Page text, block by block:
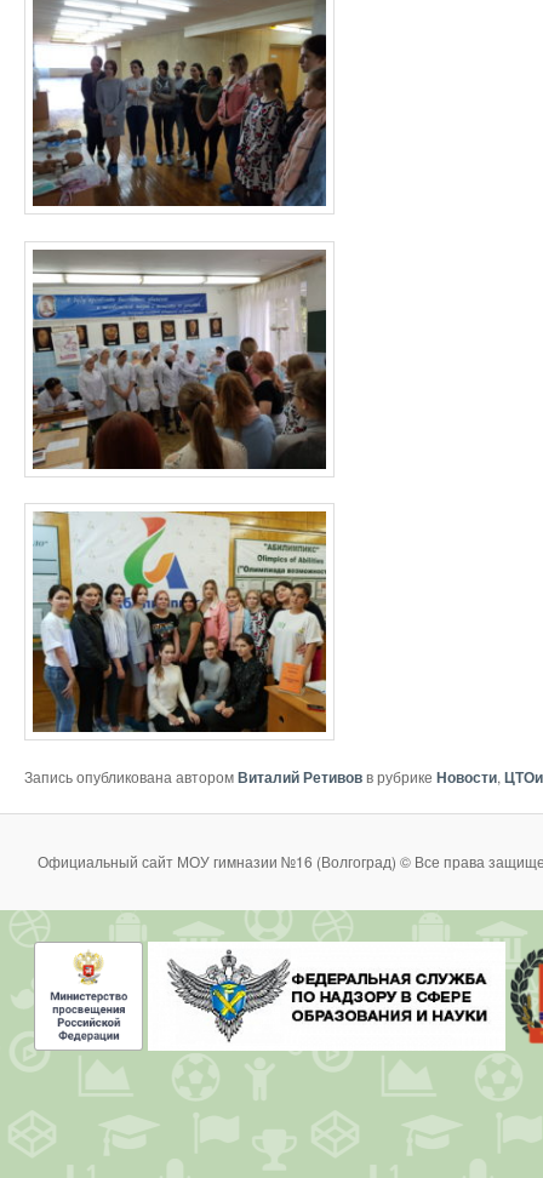
Запись опубликована авторомВиталий Ретивовв рубрике Новости,
Официальный сайт МОУ гимназии №16 (Волгоград) © Все права